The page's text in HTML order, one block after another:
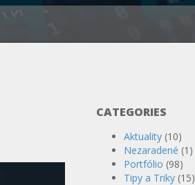
CATEGORIES
Aktuality (10)
Nezaradené (1)
Portfólio (98)
Tipy a Triky (15)